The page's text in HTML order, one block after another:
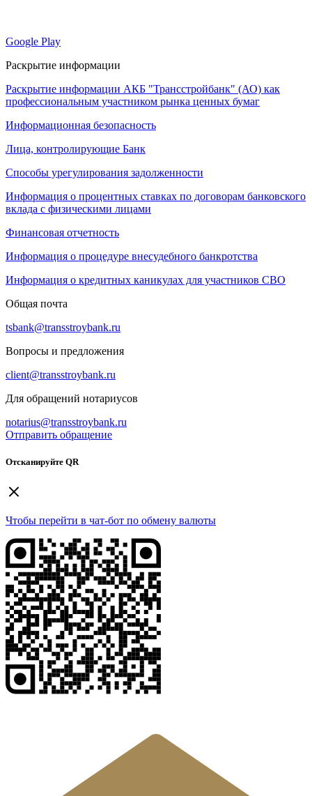
Google Play
Раскрытие информации
Раскрытие информации АКБ "Трансстройбанк" (АО) как
профессиональным участником рынка ценных бумаг
Информационная безопасность
Лица, контролирующие Банк
Способы урегулирования задолженности
Информация о процентных ставках по договорам банковского
вклада с физическими лицами
Финансовая отчетность
Информация о процедуре внесудебного банкротства
Информация о кредитных каникулах для участников СВО
Общая почта
tsbank@transstroybank.ru
Вопросы и предложения
client@transstroybank.ru
Для обращений нотариусов
notarius@transstroybank.ru
Отправить обращение
Отсканируйте QR
Чтобы перейти в чат-бот по обмену валюты